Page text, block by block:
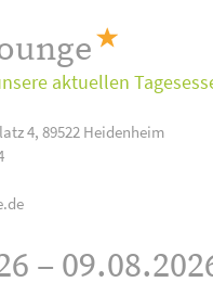
aktuellen
4, 89522 Heidenheim
–